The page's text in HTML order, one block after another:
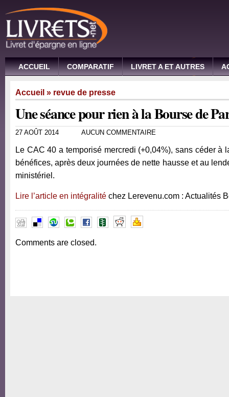
ACCUEIL COMPARATIF LIVRET A ET AUTRES
Accueil » revue de presse
Une séance pour rien à la Bourse de
27 AOÛT 2014 AUCUN COMMENTAIRE
Le CAC 40 a temporisé mercredi (+0,04%), sans céder à
bénéfices, après deux journées de nette hausse et au
ministériel.
Lire l’article en intégralité chez Lerevenu.com : Actualités
Comments are closed.